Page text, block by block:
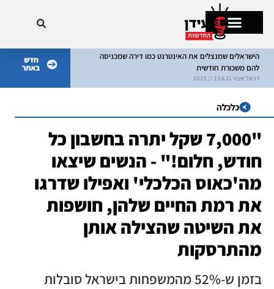
הישראלים שמנצלים את האינטרנט כמו דירה שמכניסה
להם משכורת חודשית
דניאל איבגי 13.6.21 // 10:15
מתקרחים בישראל
חדש
באתר
כלכלה
"7,000 שקל יתרה בחשבון כל
חודש, חלום!" - הנשים שיצאו
מה'כאוס הכלכלי' ואפילו שדרגו
את רמת החיים שלהן, חושפות
את השיטה שהצילה אותן
מהתרסקות
בזמן ש-52% מהמשפחות בישראל סובלות